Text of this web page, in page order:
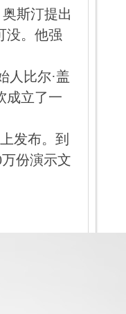
斯汀提出
没。他强
人比尔·盖
成立了一
发布。到
份演示文